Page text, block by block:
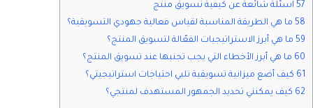
57 اسئلة شائعة عن كيفية تسويق منتج
58 ما هي الطريقة المناسبة لقياس فعالية جهودي التسويقية؟
59 ما هي أبرز الاستراتيجيات الفعّالة لتسويق المنتج؟
60 ما هي أبرز الأخطاء التي يجب تجنبها عند تسويق المنتج؟
61 كيف أضع ميزانية تسويقية تلبي احتياجات استراتيجيتي؟
62 كيف يمكنني تحديد الجمهور المستهدف لمنتجي؟